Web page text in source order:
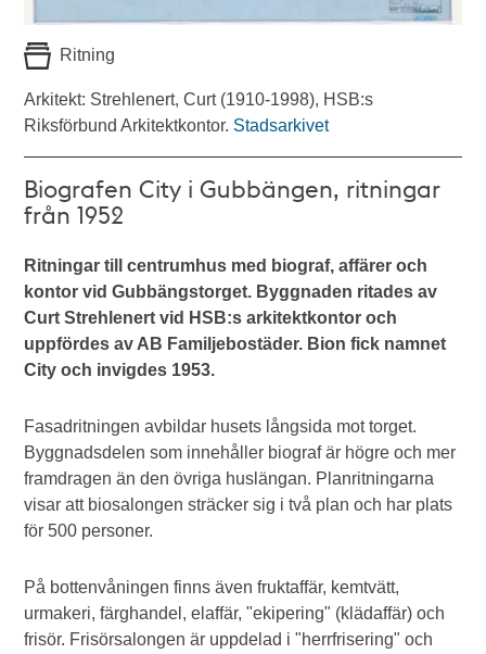
Ritning
Arkitekt: Strehlenert, Curt (1910-1998), HSB:s
Riksförbund Arkitektkontor. Stadsarkivet
Biografen City i Gubbängen, ritningar
från 1952
Ritningar till centrumhus med biograf, affärer och
kontor vid Gubbängstorget. Byggnaden ritades av
Curt Strehlenert vid HSB:s arkitektkontor och
uppfördes av AB Familjebostäder. Bion fick namnet
City och invigdes 1953.
Fasadritningen avbildar husets långsida mot torget.
Byggnadsdelen som innehåller biograf är högre och mer
framdragen än den övriga huslängan. Planritningarna
visar att biosalongen sträcker sig i två plan och har plats
för 500 personer.
På bottenvåningen finns även fruktaffär, kemtvätt,
urmakeri, färghandel, elaffär, "ekipering" (klädaffär) och
frisör. Frisörsalongen är uppdelad i "herrfrisering" och